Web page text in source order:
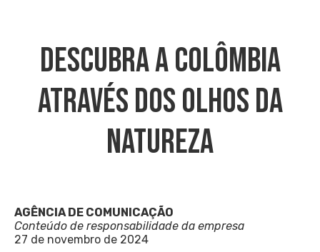
Descubra A Colômbia
Através Dos Olhos Da
Natureza
AGÊNCIA DE COMUNICAÇÃO
Conteúdo de responsabilidade da empresa
27 de novembro de 2024